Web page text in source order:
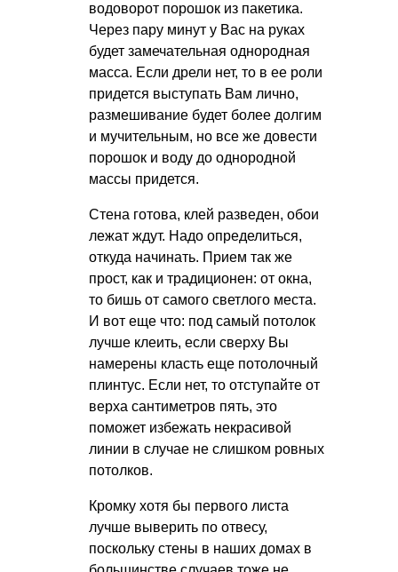
водоворот порошок из пакетика.
Через пару минут у Вас на руках
будет замечательная однородная
масса. Если дрели нет, то в ее роли
придется выступать Вам лично,
размешивание будет более долгим
и мучительным, но все же довести
порошок и воду до однородной
массы придется.
Стена готова, клей разведен, обои
лежат ждут. Надо определиться,
откуда начинать. Прием так же
прост, как и традиционен: от окна,
то бишь от самого светлого места.
И вот еще что: под самый потолок
лучше клеить, если сверху Вы
намерены класть еще потолочный
плинтус. Если нет, то отступайте от
верха сантиметров пять, это
поможет избежать некрасивой
линии в случае не слишком ровных
потолков.
Кромку хотя бы первого листа
лучше выверить по отвесу,
поскольку стены в наших домах в